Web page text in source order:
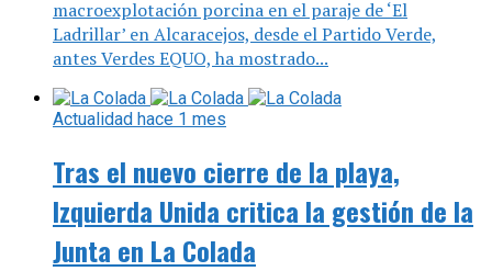
macroexplotación porcina en el paraje de ‘El
Ladrillar’ en Alcaracejos, desde el Partido Verde,
antes Verdes EQUO, ha mostrado...
Actualidad hace 1 mes
Tras el nuevo cierre de la playa,
Izquierda Unida critica la gestión de la
Junta en La Colada